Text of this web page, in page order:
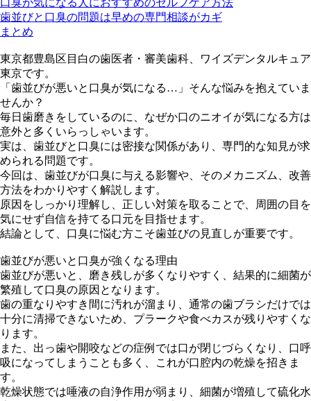
口臭が気になる人におすすめのセルフケア方法
歯並びと口臭の問題は早めの専門相談がカギ
まとめ
東京都豊島区目白の歯医者・審美歯科、ワイズデンタルキュア
東京です。
「歯並びが悪いと口臭が気になる…」そんな悩みを抱えていま
せんか？
毎日歯磨きをしているのに、なぜか口のニオイが気になる方は
意外と多くいらっしゃいます。
実は、歯並びと口臭には密接な関係があり、専門的な知見が求
められる問題です。
今回は、歯並びが口臭に与える影響や、そのメカニズム、改善
方法をわかりやすく解説します。
原因をしっかり理解し、正しい対策を取ることで、周囲の目を
気にせず自信を持てる口元を目指せます。
結論として、口臭に悩む方こそ歯並びの見直しが重要です。
歯並びが悪いと口臭が強くなる理由
歯並びが悪いと、磨き残しが多くなりやすく、結果的に細菌が
繁殖して口臭の原因となります。
歯の重なりやすき間に汚れが溜まり、通常の歯ブラシだけでは
十分に清掃できないため、プラークや食べカスが残りやすくな
ります。
また、出っ歯や開咬などの症例では口が閉じづらくなり、口呼
吸になってしまうことも多く、これが口腔内の乾燥を招きま
す。
乾燥状態では唾液の自浄作用が弱まり、細菌が増殖して硫化水